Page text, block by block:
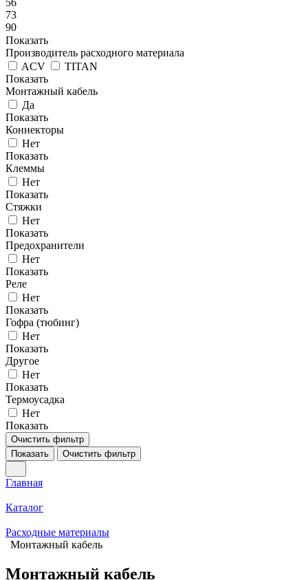
73
90
Показать
Производитель расходного материала
ACV
TITAN
Показать
Монтажный кабель
Да
Показать
Коннекторы
Нет
Показать
Клеммы
Нет
Показать
Стяжки
Нет
Показать
Предохранители
Нет
Показать
Реле
Нет
Показать
Гофра (тюбинг)
Нет
Показать
Другое
Нет
Показать
Термоусадка
Нет
Показать
Очистить фильтр
Показать
Очистить фильтр
Главная
Каталог
Расходные материалы
Монтажный кабель
Монтажный кабель